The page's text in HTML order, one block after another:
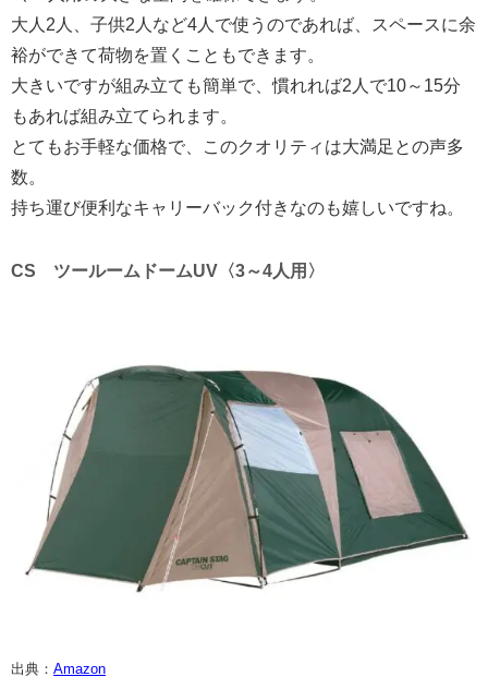
大人2人、子供2人など4人で使うのであれば、スペースに余
裕ができて荷物を置くこともできます。
大きいですが組み立ても簡単で、慣れれば2人で10～15分
もあれば組み立てられます。
とてもお手軽な価格で、このクオリティは大満足との声多
数。
持ち運び便利なキャリーバック付きなのも嬉しいですね。
CS ツールームドームUV〈3～4人用〉
出典： Amazon